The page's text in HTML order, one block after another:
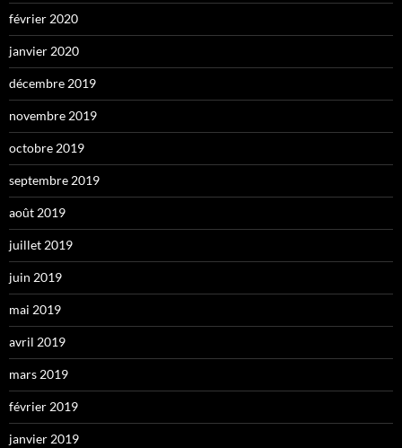
février 2020
janvier 2020
décembre 2019
novembre 2019
octobre 2019
septembre 2019
août 2019
juillet 2019
juin 2019
mai 2019
avril 2019
mars 2019
février 2019
janvier 2019